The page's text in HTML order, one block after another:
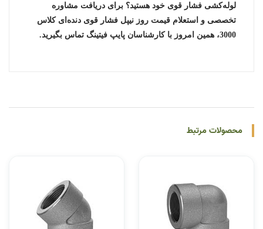
لوله‌کشی فشار قوی خود هستید؟ برای دریافت مشاوره
تخصصی و استعلام قیمت روز نیپل فشار قوی دنده‌ای کلاس
3000، همین امروز با کارشناسان پایپ فیتینگ تماس بگیرید.
محصولات مرتبط